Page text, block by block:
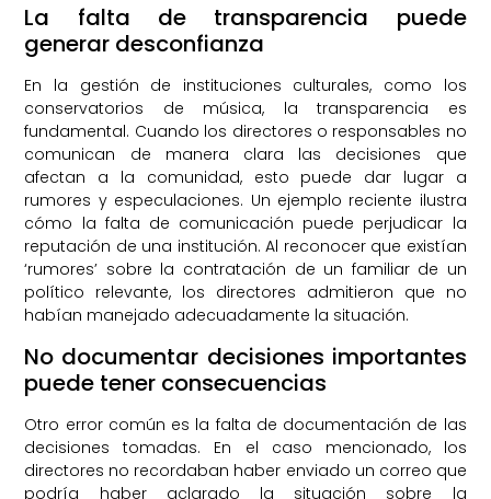
La falta de transparencia puede
generar desconfianza
En la gestión de instituciones culturales, como los
conservatorios de música, la transparencia es
fundamental. Cuando los directores o responsables no
comunican de manera clara las decisiones que
afectan a la comunidad, esto puede dar lugar a
rumores y especulaciones. Un ejemplo reciente ilustra
cómo la falta de comunicación puede perjudicar la
reputación de una institución. Al reconocer que existían
‘rumores’ sobre la contratación de un familiar de un
político relevante, los directores admitieron que no
habían manejado adecuadamente la situación.
No documentar decisiones importantes
puede tener consecuencias
Otro error común es la falta de documentación de las
decisiones tomadas. En el caso mencionado, los
directores no recordaban haber enviado un correo que
podría haber aclarado la situación sobre la